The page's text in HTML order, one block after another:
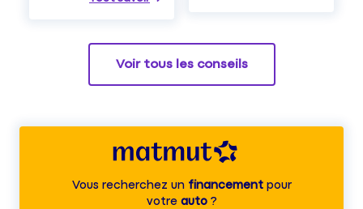
Voir tous les conseils
Vous recherchez unfinancementpour
votre auto?